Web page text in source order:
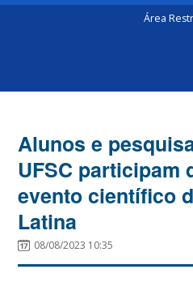
Área
Alunos e
UFSC participam
evento científico
Latina
08/08/2023 10:35